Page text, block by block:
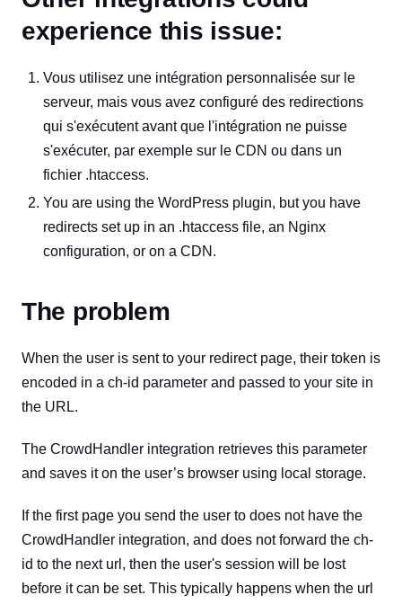
experience this issue:
Vous utilisez une intégration personnalisée sur le
serveur, mais vous avez configuré des redirections
qui s'exécutent avant que l'intégration ne puisse
s'exécuter, par exemple sur le CDN ou dans un
fichier .htaccess.
You are using the WordPress plugin, but you have
redirects set up in an .htaccess file, an Nginx
configuration, or on a CDN.
The problem
When the user is sent to your redirect page, their token is
encoded in a ch-id parameter and passed to your site in
the URL.
The CrowdHandler integration retrieves this parameter
and saves it on the user’s browser using local storage.
If the first page you send the user to does not have the
CrowdHandler integration, and does not forward the ch-
id to the next url, then the user's session will be lost
before it can be set. This typically happens when the url